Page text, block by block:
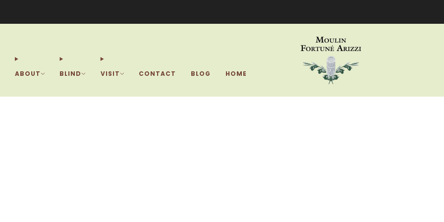
ABOUT BLIND VISIT CONTACT BLOG HOME